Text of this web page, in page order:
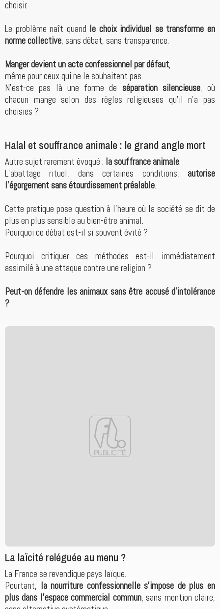
choisir.
Le problème naît quand le choix individuel se transforme en
norme collective, sans débat, sans transparence.
Manger devient un acte confessionnel par défaut,
même pour ceux qui ne le souhaitent pas.
N’est-ce pas là une forme de séparation silencieuse, où
chacun mange selon des règles religieuses qu’il n’a pas
choisies ?
Halal et souffrance animale : le grand angle mort
Autre sujet rarement évoqué : la souffrance animale.
L’abattage rituel, dans certaines conditions, autorise
l’égorgement sans étourdissement préalable.
Cette pratique pose question à l’heure où la société se dit de
plus en plus sensible au bien-être animal.
Pourquoi ce débat est-il si souvent évité ?
Pourquoi critiquer ces méthodes est-il immédiatement
assimilé à une attaque contre une religion ?
Peut-on défendre les animaux sans être accusé d’intolérance
?
La laïcité reléguée au menu ?
La France se revendique pays laïque.
Pourtant, la nourriture confessionnelle s’impose de plus en
plus dans l’espace commercial commun, sans mention claire,